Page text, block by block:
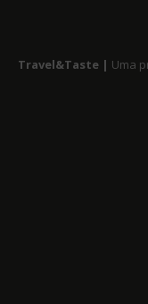
Travel&Taste | Uma